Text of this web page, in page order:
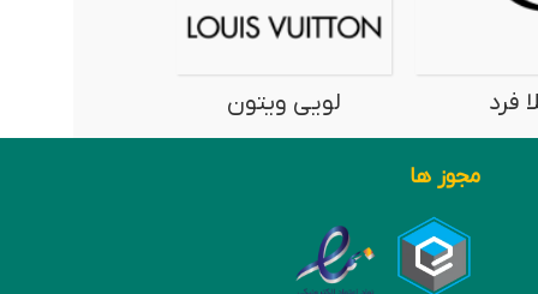
فرد لویی ویتون
مجوز ها